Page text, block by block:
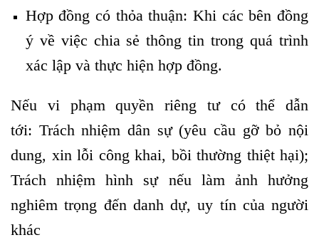
Hợp đồng có thỏa thuận: Khi các bên đồng
ý về việc chia sẻ thông tin trong quá trình
xác lập và thực hiện hợp đồng.
Nếu vi phạm quyền riêng tư có thể dẫn
tới: Trách nhiệm dân sự (yêu cầu gỡ bỏ nội
dung, xin lỗi công khai, bồi thường thiệt hại);
Trách nhiệm hình sự nếu làm ảnh hưởng
nghiêm trọng đến danh dự, uy tín của người
khác